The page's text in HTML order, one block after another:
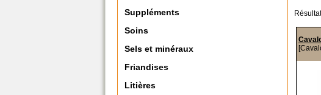
Suppléments
Soins
Sels et minéraux
Friandises
Litières